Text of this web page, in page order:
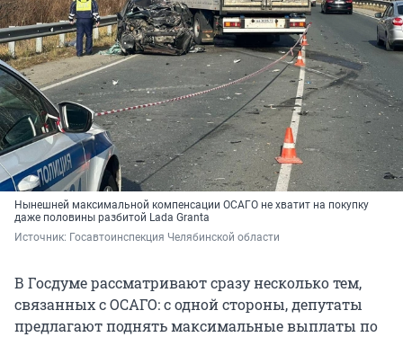
Нынешней максимальной компенсации ОСАГО не хватит на покупку
даже половины разбитой Lada Granta
Источник: Госавтоинспекция Челябинской области
В Госдуме рассматривают сразу несколько тем,
связанных с ОСАГО: с одной стороны, депутаты
предлагают поднять максимальные выплаты по